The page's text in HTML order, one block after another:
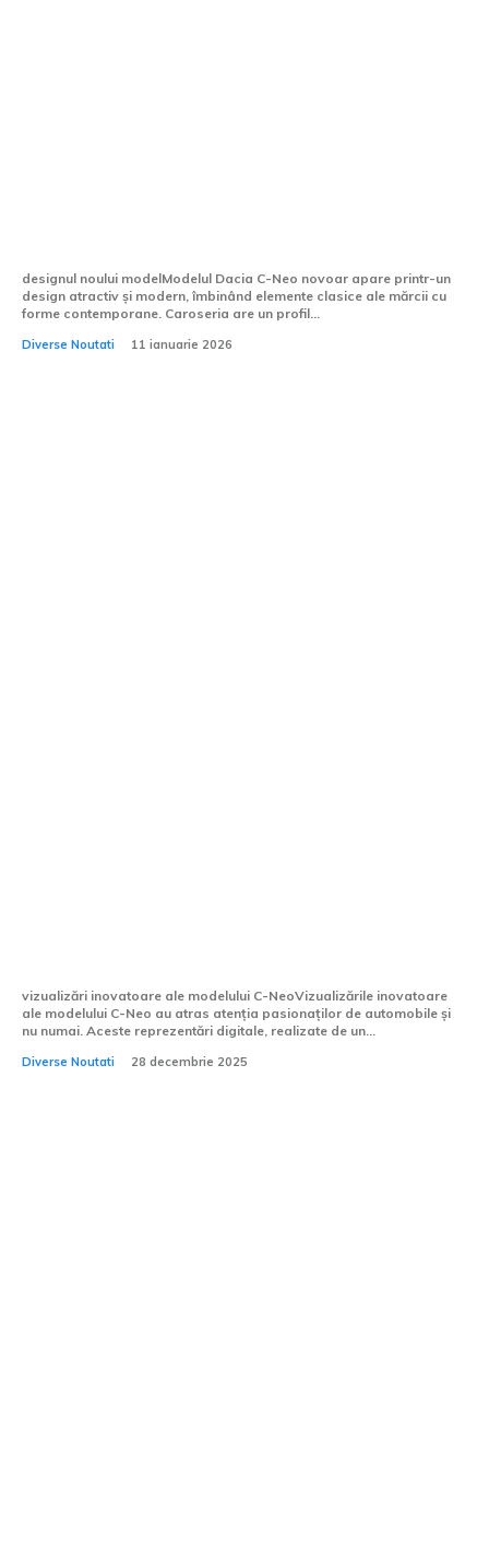
designul noului modelModelul Dacia C-Neo novoar apare printr-un
design atractiv și modern, îmbinând elemente clasice ale mărcii cu
forme contemporane. Caroseria are un profil...
Diverse Noutati 11 ianuarie 2026
vizualizări inovatoare ale modelului C-NeoVizualizările inovatoare
ale modelului C-Neo au atras atenția pasionaților de automobile și
nu numai. Aceste reprezentări digitale, realizate de un...
Diverse Noutati 28 decembrie 2025